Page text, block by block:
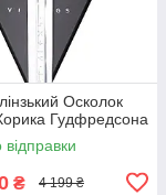
Осколок
Гудфредсона
₴ 4 199 ₴